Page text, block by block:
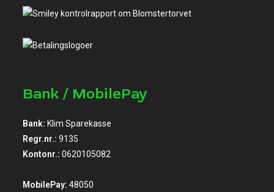
Bank / MobilePay
Bank: Klim Sparekasse
Regr.nr.: 9135
Kontonr.: 0620105082
MobilePay: 48050